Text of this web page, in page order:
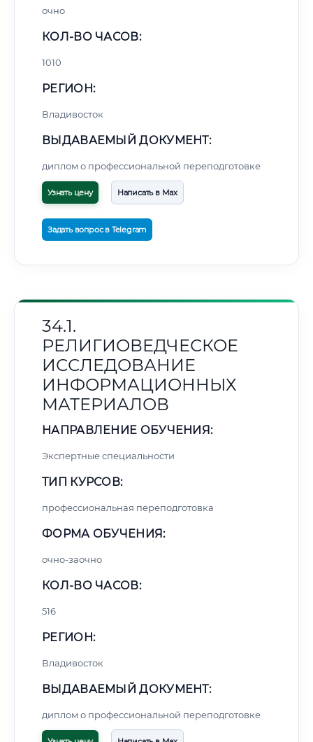
очно
КОЛ-ВО ЧАСОВ:
1010
РЕГИОН:
Владивосток
ВЫДАВАЕМЫЙ ДОКУМЕНТ:
диплом о профессиональной переподготовке
Узнать цену Написать в Max
Задать вопрос в Telegram
34.1.
РЕЛИГИОВЕДЧЕСКОЕ
ИССЛЕДОВАНИЕ
ИНФОРМАЦИОННЫХ
МАТЕРИАЛОВ
НАПРАВЛЕНИЕ ОБУЧЕНИЯ:
Экспертные специальности
ТИП КУРСОВ:
профессиональная переподготовка
ФОРМА ОБУЧЕНИЯ:
очно-заочно
КОЛ-ВО ЧАСОВ:
516
РЕГИОН:
Владивосток
ВЫДАВАЕМЫЙ ДОКУМЕНТ:
диплом о профессиональной переподготовке